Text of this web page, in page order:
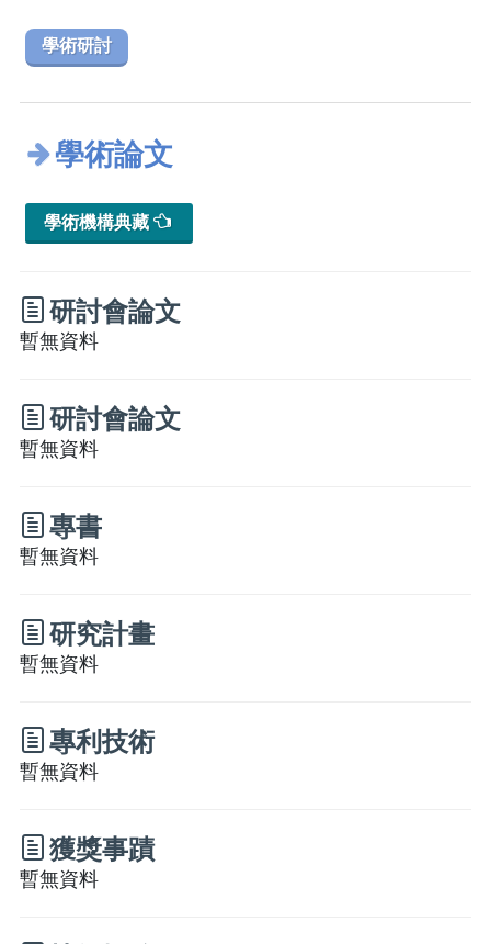
學術研討
學術論文
學術機構典藏
研討會論文
暫無資料
研討會論文
暫無資料
專書
暫無資料
研究計畫
暫無資料
專利技術
暫無資料
獲獎事蹟
暫無資料